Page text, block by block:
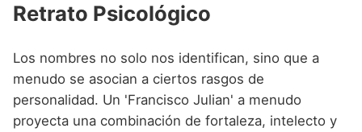
Retrato Psicológico
Los nombres no solo nos identifican, sino que a
menudo se asocian a ciertos rasgos de
personalidad. Un 'Francisco Julian' a menudo
proyecta una combinación de fortaleza, intelecto y